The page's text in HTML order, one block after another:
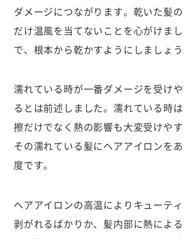
ダメージにつながります。乾いた髪
だけ温風を当てないことを心がけま
で、根本から乾かすようにしましょう
濡れている時が一番ダメージを受け
るとは前述しました。濡れている時
擦だけでなく熱の影響も大変受けやす
その濡れている髪にヘアアイロンを
度です。
ヘアアイロンの高温によりキューテ
剥がれるばかりか、髪内部に熱によ